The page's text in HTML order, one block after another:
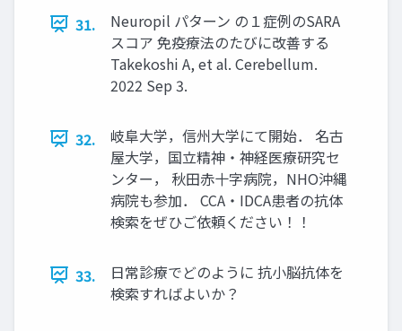
31.
Neuropil パターン の１症例のSARA
スコア 免疫療法のたびに改善する
Takekoshi A, et al. Cerebellum.
2022 Sep 3.
32.
岐阜大学，信州大学にて開始． 名古
屋大学，国立精神・神経医療研究セ
ンター， 秋田赤十字病院，NHO沖縄
病院も参加． CCA・IDCA患者の抗体
検索をぜひご依頼ください！！
33.
日常診療でどのように 抗小脳抗体を
検索すればよいか？